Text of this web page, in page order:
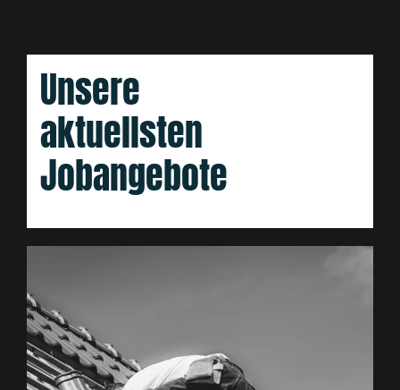
Unsere
aktuellsten
Jobangebote